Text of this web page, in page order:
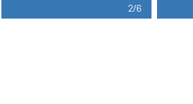
2/6